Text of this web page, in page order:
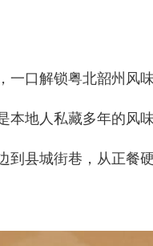
口解锁粤北韶州风
本地人私藏多年的风
到县城街巷，从正餐